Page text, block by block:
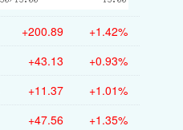
+200.89 +1.42%
+43.13 +0.93%
+11.37 +1.01%
+47.56 +1.35%